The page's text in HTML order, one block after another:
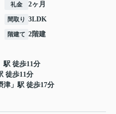
礼金 2ヶ月
間取り 3LDK
階建て 2階建
駅 徒歩11分
徒歩11分
津 」駅 徒歩17分